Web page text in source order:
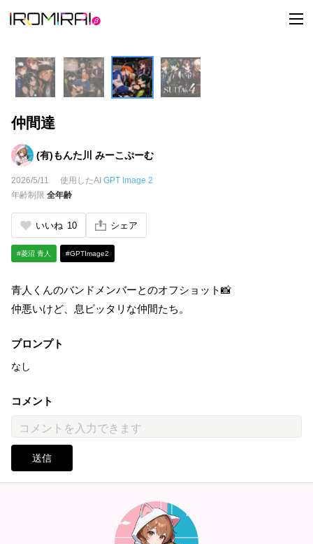
t
o
仲間達
(有)もんた川 みーこぷーむ
2026/5/11 使用したAI GPT Image 2
年齢制限 全年齢
いいね 10 シェア
#菱沼 青人 #GPTImage2
青人くんのバンドメンバーとのオフショット📸
仲悪いけど、息ピッタリな仲間たち。
プロンプト
なし
コメント
送信